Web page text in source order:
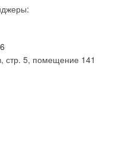
стр. 5, помещение 141